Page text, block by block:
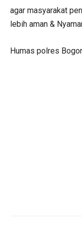
agar masyarakat
lebih aman &
Humas polres